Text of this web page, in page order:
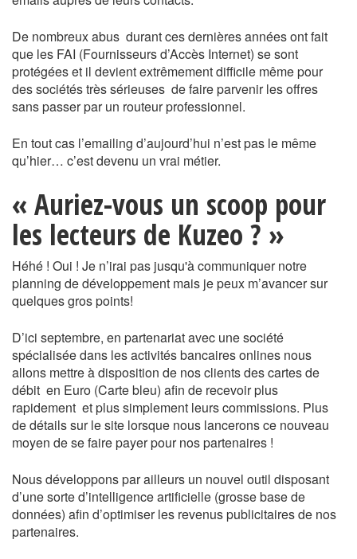
De nombreux abus durant ces dernières années ont fait
que les FAI (Fournisseurs d’Accès Internet) se sont
protégées et il devient extrêmement difficile même pour
des sociétés très sérieuses de faire parvenir les offres
sans passer par un routeur professionnel.
En tout cas l’emailing d’aujourd’hui n’est pas le même
qu’hier… c’est devenu un vrai métier.
« Auriez-vous un scoop pour
les lecteurs de Kuzeo ? »
Héhé ! Oui ! Je n’irai pas jusqu'à communiquer notre
planning de développement mais je peux m’avancer sur
quelques gros points!
D’ici septembre, en partenariat avec une société
spécialisée dans les activités bancaires onlines nous
allons mettre à disposition de nos clients des cartes de
débit en Euro (Carte bleu) afin de recevoir plus
rapidement et plus simplement leurs commissions. Plus
de détails sur le site lorsque nous lancerons ce nouveau
moyen de se faire payer pour nos partenaires !
Nous développons par ailleurs un nouvel outil disposant
d’une sorte d’intelligence artificielle (grosse base de
données) afin d’optimiser les revenus publicitaires de nos
partenaires.